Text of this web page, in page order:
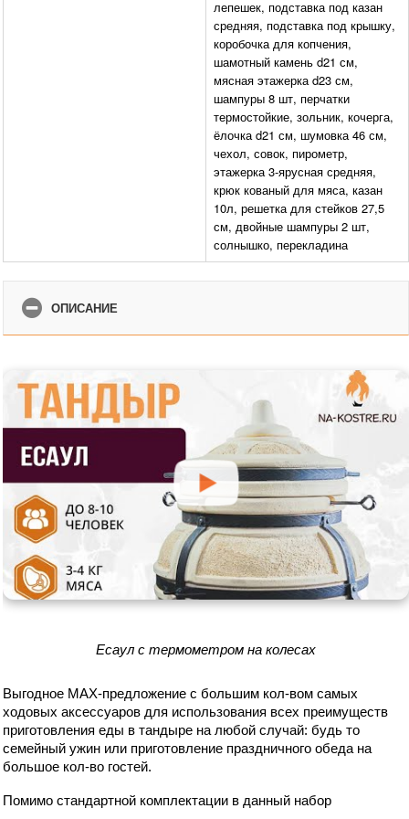
лепешек, подставка под казан
средняя, подставка под крышку,
коробочка для копчения,
шамотный камень d21 см,
мясная этажерка d23 см,
шампуры 8 шт, перчатки
термостойкие, зольник, кочерга,
ёлочка d21 см, шумовка 46 см,
чехол, совок, пирометр,
этажерка 3-ярусная средняя,
крюк кованый для мяса, казан
10л, решетка для стейков 27,5
см, двойные шампуры 2 шт,
солнышко, перекладина
ОПИСАНИЕ
Есаул с термометром на колесах
Выгодное MAX-предложение с большим кол-вом самых
ходовых аксессуаров для использования всех преимуществ
приготовления еды в тандыре на любой случай: будь то
семейный ужин или приготовление праздничного обеда на
большое кол-во гостей.
Помимо стандартной комплектации в данный набор